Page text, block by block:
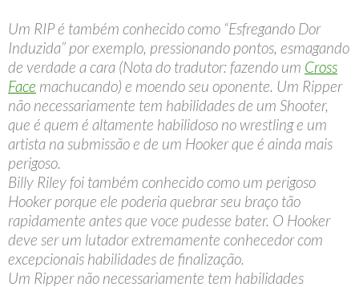
Um RIP é também conhecido como “Esfregando Dor
Induzida” por exemplo, pressionando pontos, esmagando
de verdade a cara (Nota do tradutor: fazendo um Cross
Face machucando) e moendo seu oponente. Um Ripper
não necessariamente tem habilidades de um Shooter,
que é quem é altamente habilidoso no wrestling e um
artista na submissão e de um Hooker que é ainda mais
perigoso.
Billy Riley foi também conhecido como um perigoso
Hooker porque ele poderia quebrar seu braço tão
rapidamente antes que voce pudesse bater. O Hooker
deve ser um lutador extremamente conhecedor com
excepcionais habilidades de finalização.
Um Ripper não necessariamente tem habilidades